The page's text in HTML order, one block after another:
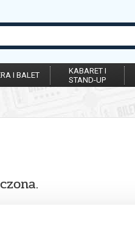
I BALET
KABARET I
STAND-UP